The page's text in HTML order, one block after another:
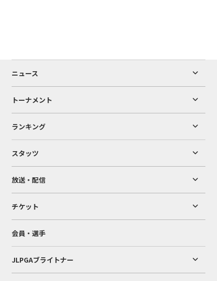
ニュース
トーナメント
ランキング
スタッツ
放送・配信
チケット
会員・選手
JLPGAブライトナー